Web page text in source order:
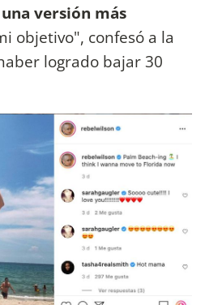
versión más
objetivo", confesó a la
logrado bajar 30